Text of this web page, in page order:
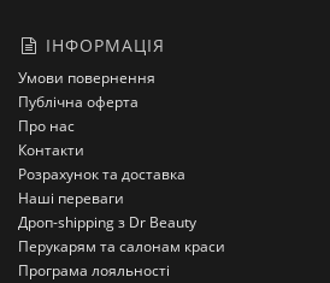
ІНФОРМАЦІЯ
Умови повернення
Публічна оферта
Про нас
Контакти
Розрахунок та доставка
Наші переваги
Дроп-shipping з Dr Beauty
Перукарям та салонам краси
Програма лояльності